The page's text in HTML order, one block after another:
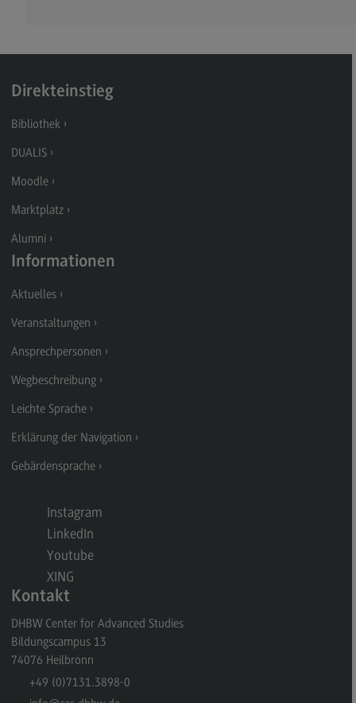
Executive Engineering
Modulangebot
Modulangebot
Berufsperspektiven
Kontakt
General Business Management
General Business Management
Modulangebot
Kontakt
Governance Sozialer Arbeit
Modulangebot
Berufsperspektiven
Kontakt
Informatik
Informatik
Profil-O-Mat Informatik
(External link)
Direkteinstieg
Bibliothek
DUALIS
Moodle
Marktplatz
Alumni
Informationen
Aktuelles
Veranstaltungen
Ansprechpersonen
Wegbeschreibung
Leichte Sprache
Erklärung der Navigation
Gebärdensprache
Instagram
LinkedIn
Youtube
XING
Kontakt
DHBW Center for Advanced Studies
Bildungscampus 13
74076 Heilbronn
+49 (0)7131.3898-0